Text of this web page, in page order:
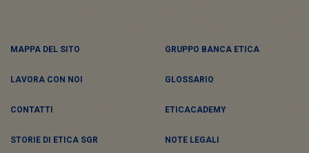
MAPPA DEL SITO GRUPPO BANCA ETICA
LAVORA CON NOI GLOSSARIO
CONTATTI ETICACADEMY
STORIE DI ETICA SGR NOTE LEGALI